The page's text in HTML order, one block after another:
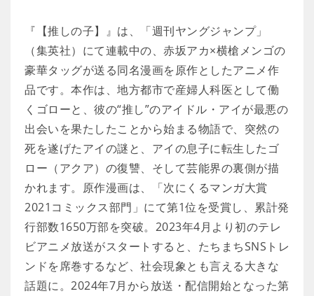
『【推しの子】』は、「週刊ヤングジャンプ」
（集英社）にて連載中の、赤坂アカ×横槍メンゴの
豪華タッグが送る同名漫画を原作としたアニメ作
品です。本作は、地方都市で産婦人科医として働
くゴローと、彼の“推し”のアイドル・アイが最悪の
出会いを果たしたことから始まる物語で、突然の
死を遂げたアイの謎と、アイの息子に転生したゴ
ロー（アクア）の復讐、そして芸能界の裏側が描
かれます。原作漫画は、「次にくるマンガ大賞
2021コミックス部門」にて第1位を受賞し、累計発
行部数1650万部を突破。2023年4月より初のテレ
ビアニメ放送がスタートすると、たちまちSNSトレ
ンドを席巻するなど、社会現象とも言える大きな
話題に。2024年7月から放送・配信開始となった第